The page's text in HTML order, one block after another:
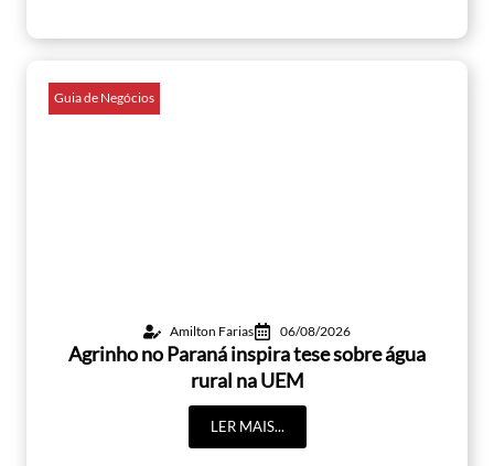
Guia de Negócios
Amilton Farias 06/08/2026
Agrinho no Paraná inspira tese sobre água
rural na UEM
LER MAIS...